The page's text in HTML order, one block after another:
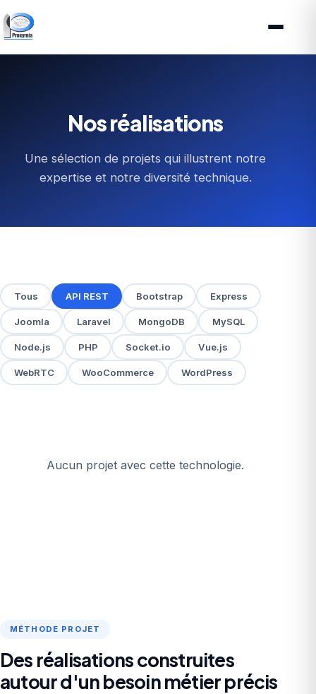
Nos réalisations
Une sélection de projets qui illustrent notre
expertise et notre diversité technique.
Tous API REST Bootstrap Express
Joomla Laravel MongoDB MySQL
Node.js PHP Socket.io Vue.js
WebRTC WooCommerce WordPress
Aucun projet avec cette technologie.
MÉTHODE PROJET
Des réalisations construites
autour d'un besoin métier précis